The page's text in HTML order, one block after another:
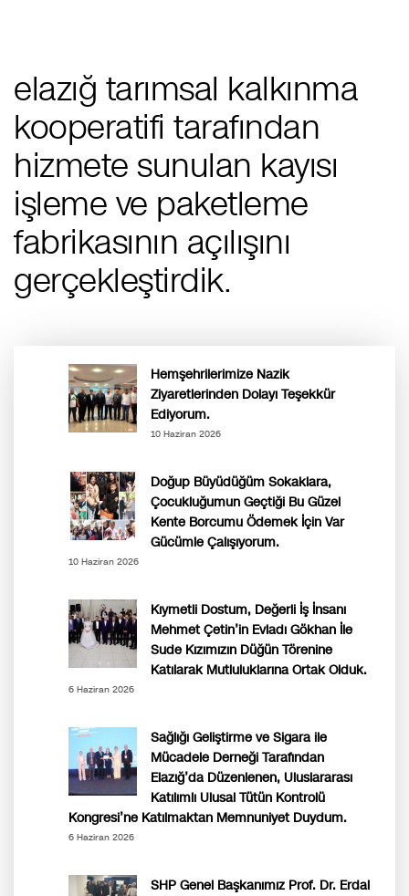
elazığ tarımsal kalkınma
kooperatifi tarafından
hizmete sunulan kayısı
i̇şleme ve paketleme
fabrikasının açılışını
gerçekleştirdik.
Hemşehrilerimize Nazik
Ziyaretlerinden Dolayı Teşekkür
Ediyorum.
10 Haziran 2026
Doğup Büyüdüğüm Sokaklara,
Çocukluğumun Geçtiği Bu Güzel
Kente Borcumu Ödemek İçin Var
Gücümle Çalışıyorum.
10 Haziran 2026
Kıymetli Dostum, Değerli İş İnsanı
Mehmet Çetin’in Evladı Gökhan İle
Sude Kızımızın Düğün Törenine
Katılarak Mutluluklarına Ortak Olduk.
6 Haziran 2026
Sağlığı Geliştirme ve Sigara ile
Mücadele Derneği Tarafından
Elazığ’da Düzenlenen, Uluslararası
Katılımlı Ulusal Tütün Kontrolü
Kongresi’ne Katılmaktan Memnuniyet Duydum.
6 Haziran 2026
SHP Genel Başkanımız Prof. Dr. Erdal